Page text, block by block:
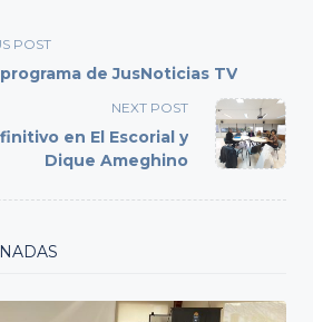
POST
de JusNoticias TV
NEXT POST
en El Escorial y
Dique Ameghino